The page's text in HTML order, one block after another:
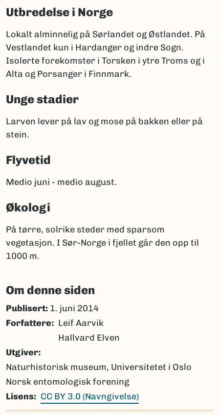
Utbredelse i Norge
Lokalt alminnelig på Sørlandet og Østlandet. På
Vestlandet kun i Hardanger og indre Sogn.
Isolerte forekomster i Torsken i ytre Troms og i
Alta og Porsanger i Finnmark.
Unge stadier
Larven lever på lav og mose på bakken eller på
stein.
Flyvetid
Medio juni - medio august.
Økologi
På tørre, solrike steder med sparsom
vegetasjon. I Sør-Norge i fjellet går den opp til
1000 m.
Om denne siden
Publisert: 1. juni 2014
Forfattere
Leif Aarvik
Hallvard Elven
Utgiver
Naturhistorisk museum, Universitetet i Oslo
Norsk entomologisk forening
Lisens
CC BY 3.0 (Navngivelse)